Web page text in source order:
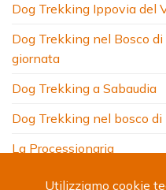
Dog Trekking Ippovia del
Dog Trekking nel Bosco
giornata
Dog Trekking a Sabaudia
Dog Trekking nel bosco di
La Processionaria